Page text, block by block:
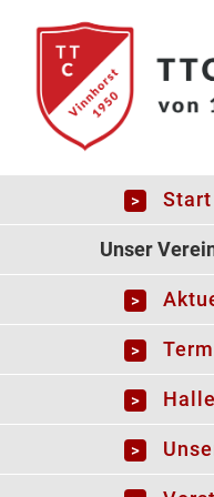
Start
Unser
Halle
Wir spielen in der
Die Adresse ist:
Vinnhorster